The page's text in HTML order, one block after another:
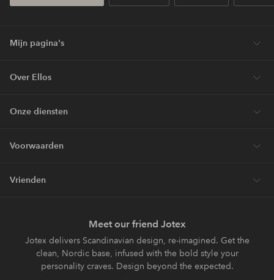
Mijn pagina's
Over Ellos
Onze diensten
Voorwaarden
Vrienden
Meet our friend Jotex
Jotex delivers Scandinavian design, re-imagined. Get the
clean, Nordic base, infused with the bold style your
personality craves. Design beyond the expected.